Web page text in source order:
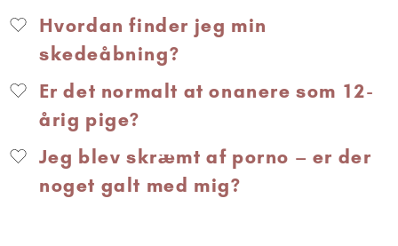
Hvordan finder jeg min
skedeåbning?
Er det normalt at onanere som 12-
årig pige?
Jeg blev skræmt af porno – er der
noget galt med mig?